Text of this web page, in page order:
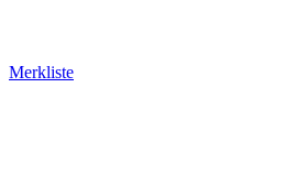
Merkliste